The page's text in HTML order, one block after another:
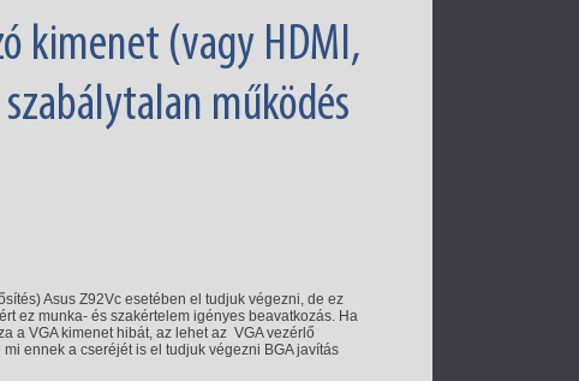
kimenet (vagy HDMI,
működés
Asus Z92Vc esetében el tudjuk végezni, de ez
ez munka- és szakértelem igényes beavatkozás. Ha
a VGA kimenet hibát, az lehet az VGA vezérlő
ennek a cseréjét is el tudjuk végezni BGA javítás